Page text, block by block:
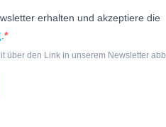
erhalten und akzeptiere die
.
über den Link in unserem Newsletter